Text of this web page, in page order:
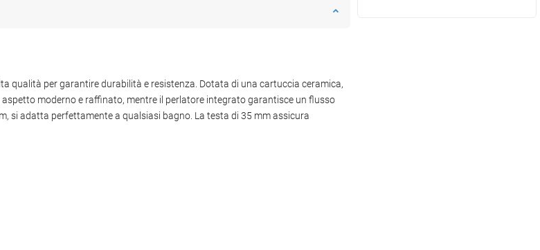
qualità per garantire durabilità e resistenza. Dotata di una cartuccia ceramica,
moderno e raffinato, mentre il perlatore integrato garantisce un flusso
si adatta perfettamente a qualsiasi bagno. La testa di 35 mm assicura